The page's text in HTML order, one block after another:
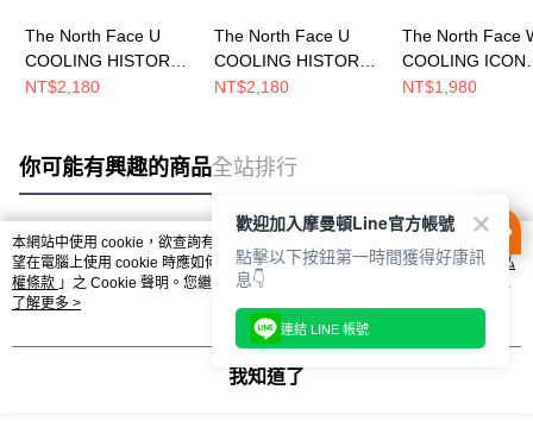
The North Face U
COOLING HISTORY
RELAXED SS TEE
NT$2,180
The North Face U
COOLING HISTORY
RELAXED SS TEE
NT$2,180
The North Face
COOLING ICON
RELAXED SS
NT$1,980
你可能有興趣的商品全站排行
熱門標籤
本網站中使用 cookie，欲查詢有關本網站使用 cookie 方式之詳情，及若您不希
望在電腦上使用 cookie 時應如何變更電腦的 cookie 設定，請參閱本網站「
隱私
權條款 」之 Cookie 聲明。您繼續使用本網站即表示您同意本公司得按本網站使
用條款之 Cookie 聲明使用 cookie。
了解更多 >
我知道了
歡迎加入摩曼頓Line官方帳號
點擊以下按鈕第一時間獲得好康訊
息👇
連結 LINE 帳號